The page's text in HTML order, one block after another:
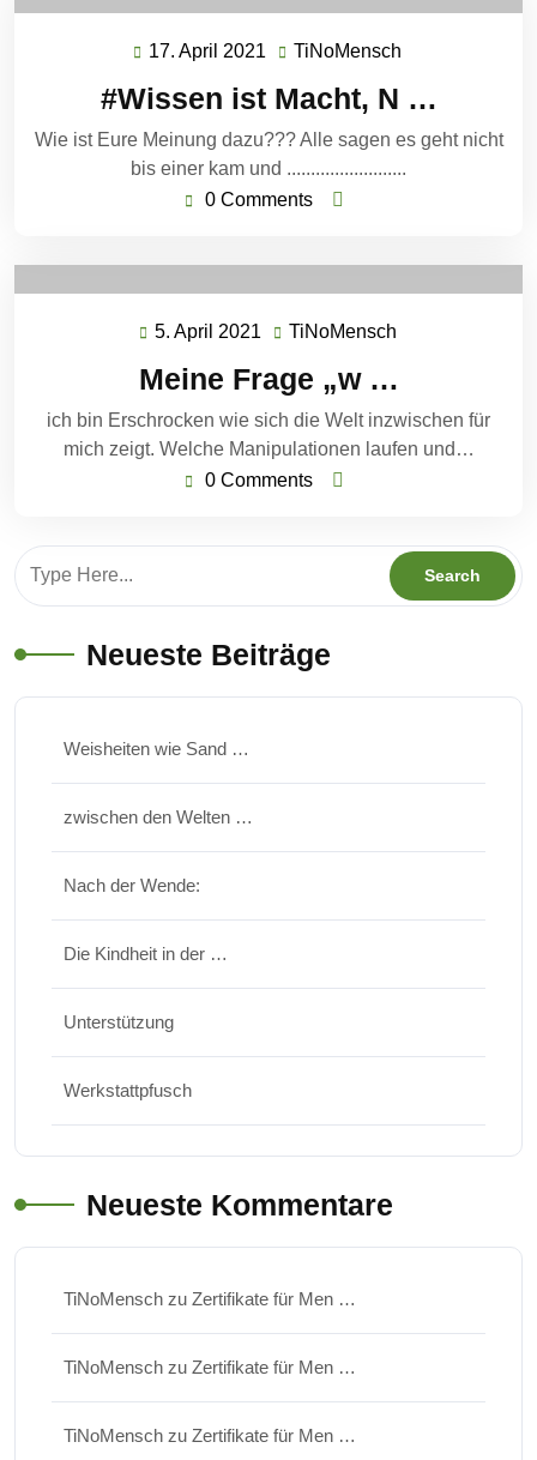
17. April 2021
17.
2021
TiNoMensch
#Wissen ist Macht, N …
Wie ist Eure Meinung dazu??? Alle sagen es geht nicht
bis einer kam und .........................
0 Comments
5. April 2021 5.
2021
TiNoMensch
Meine Frage „w …
ich bin Erschrocken wie sich die Welt inzwischen für
mich zeigt. Welche Manipulationen laufen und…
0 Comments
Neueste Beiträge
Weisheiten wie Sand …
zwischen den Welten …
Nach der Wende:
Die Kindheit in der …
Unterstützung
Werkstattpfusch
Neueste Kommentare
TiNoMensch zu Zertifikate für Men …
TiNoMensch zu Zertifikate für Men …
TiNoMensch zu Zertifikate für Men …